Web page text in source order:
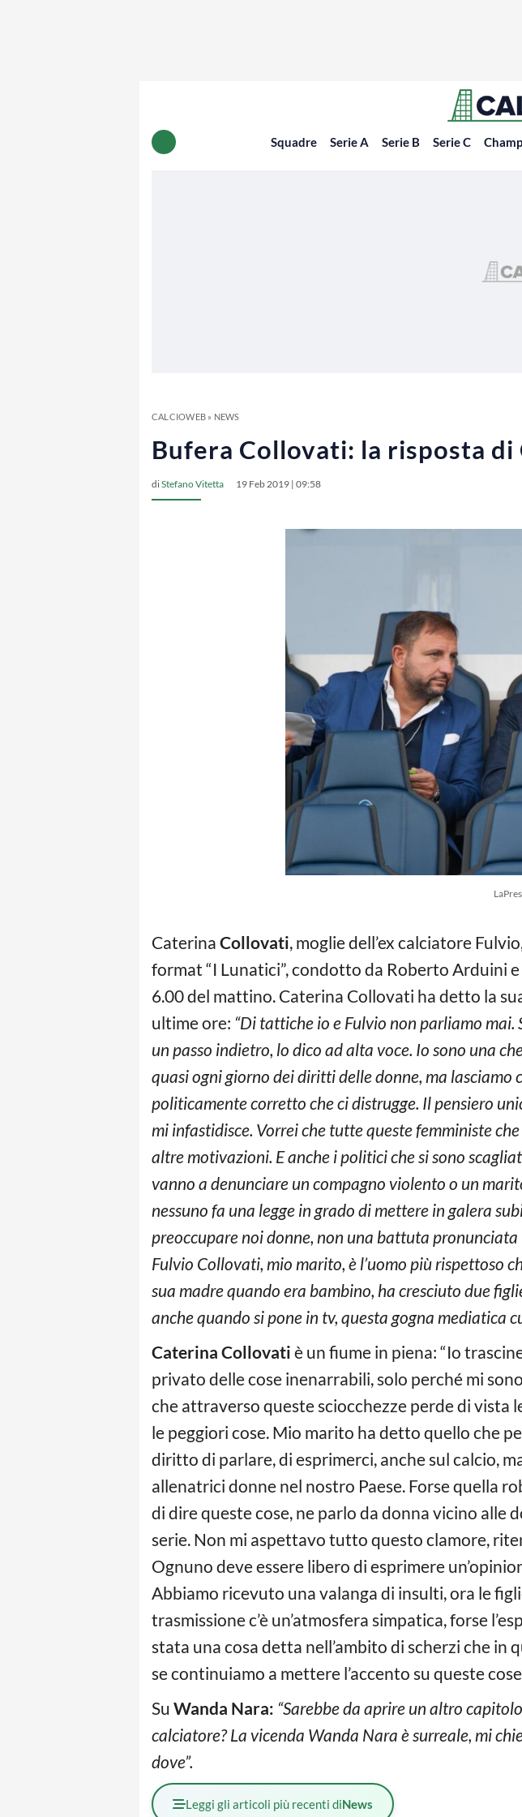
Squadre Serie A Serie B Serie C
CALCIOWEB» NEWS
Bufera Collovati: la risposta di
diStefano Vitetta 19 Feb 2019 | 09:58
Caterina Collovati, moglie dell’ex calciatore
format “I Lunatici”, condotto da Roberto Arduini
6.00 del mattino. Caterina Collovati ha detto la
ultime ore: “Di tattiche io e Fulvio non parliamo mai.
un passo indietro, lo dico ad alta voce. Io sono una
quasi ogni giorno dei diritti delle donne, ma lasciamo
politicamente corretto che ci distrugge. Il pensiero
mi infastidisce. Vorrei che tutte queste femministe
altre motivazioni. E anche i politici che si sono
vanno a denunciare un compagno violento o un
nessuno fa una legge in grado di mettere in galera
preoccupare noi donne, non una battuta
Fulvio Collovati, mio marito, è l’uomo più rispettoso
sua madre quando era bambino, ha cresciuto due
anche quando si pone in tv, questa gogna mediatica
Caterina Collovati è un fiume in piena: “Io
privato delle cose inenarrabili, solo perché mi
che attraverso queste sciocchezze perde di vista
le peggiori cose. Mio marito ha detto quello che
diritto di parlare, di esprimerci, anche sul calcio,
allenatrici donne nel nostro Paese. Forse quella
di dire queste cose, ne parlo da donna vicino alle
serie. Non mi aspettavo tutto questo clamore,
Ognuno deve essere libero di esprimere
Abbiamo ricevuto una valanga di insulti, ora le
trasmissione c’è un’atmosfera simpatica, forse
stata una cosa detta nell’ambito di scherzi che in
se continuiamo a mettere l’accento su queste
Su Wanda Nara: “Sarebbe da aprire un altro
calciatore? La vicenda Wanda Nara è surreale, mi
dove”.
Leggi gli articoli più recenti diNews